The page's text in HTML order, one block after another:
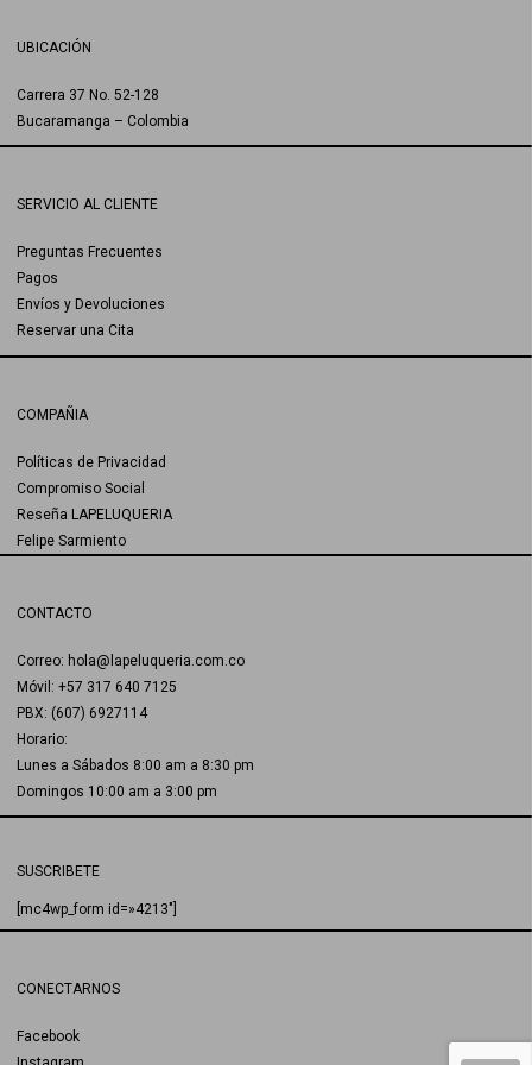
UBICACIÓN
Carrera 37 No. 52-128
Bucaramanga – Colombia
SERVICIO AL CLIENTE
Preguntas Frecuentes
Pagos
Envíos y Devoluciones
Reservar una Cita
COMPAÑIA
Políticas de Privacidad
Compromiso Social
Reseña LAPELUQUERIA
Felipe Sarmiento
CONTACTO
Correo: hola@lapeluqueria.com.co
Móvil: +57 317 640 7125
PBX: (607) 6927114
Horario:
Lunes a Sábados 8:00 am a 8:30 pm
Domingos 10:00 am a 3:00 pm
SUSCRIBETE
[mc4wp_form id=»4213″]
CONECTARNOS
Facebook